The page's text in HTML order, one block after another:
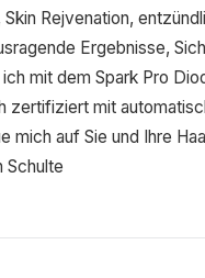
Rejvenation,
Ergebnisse,
mit dem Spark Pro
zertifiziert mit
mich auf Sie und Ihre
Schulte